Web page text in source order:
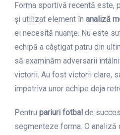
Forma sportivă recentă este,
și utilizat element în analiză
ei necesită nuanțe. Nu este
echipă a câștigat patru din
să examinăm adversarii
victorii. Au fost victorii clare,
împotriva unor echipe deja
Pentru pariuri fotbal de
segmenteze forma. O analiză